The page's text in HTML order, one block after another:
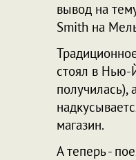
вывод на
Smith на
стоял в Нью-
получилась),
магазин.
А теперь -